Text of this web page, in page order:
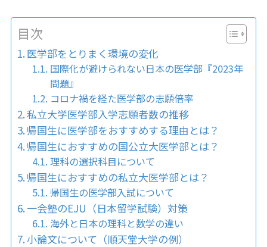
目次
医学部をとりまく環境の変化
国際化が避けられない日本の医学部『2023年
問題』
コロナ禍を経た医学部の志願倍率
私立大学医学部入学志願者数の推移
帰国生に医学部をおすすめする理由とは？
帰国生におすすめの国公立大医学部とは？
理科の選択科目について
帰国生におすすめの私立大医学部とは？
帰国生の医学部入試について
一会塾のEJU（日本留学試験）対策
海外と日本の理科と数学の違い
小論文について（順天堂大学の例）